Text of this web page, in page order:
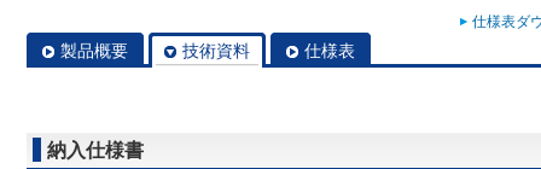
仕様表ダ
製品概要 技術資料 仕様表
納入仕様書